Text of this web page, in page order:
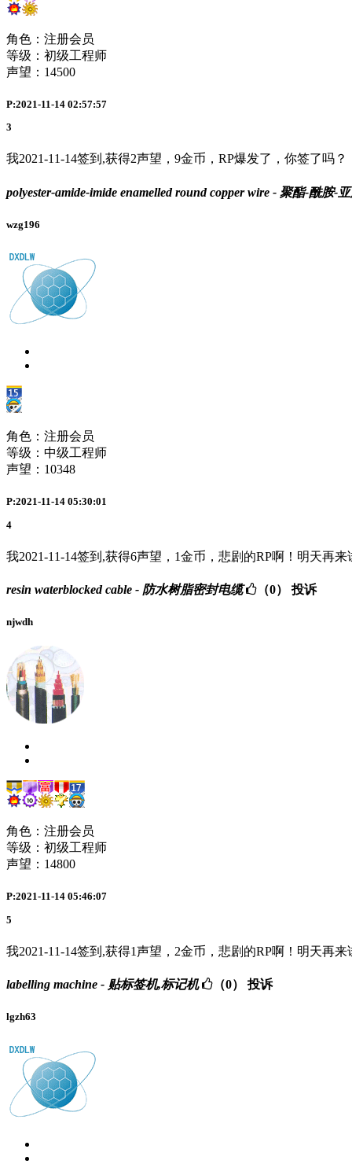
角色：注册会员
等级：初级工程师
声望： 14500
P:2021-11-14 02:57:57
3
我2021-11-14签到,获得2声望，9金币，RP爆发了，你签了吗？
polyester-amide-imide enamelled round copper wire - 聚酯-酰胺-
wzg196
角色：注册会员
等级：中级工程师
声望： 10348
P:2021-11-14 05:30:01
4
我2021-11-14签到,获得6声望，1金币，悲剧的RP啊！明天再来
resin waterblocked cable - 防水树脂密封电缆 （0） 投诉
njwdh
角色：注册会员
等级：初级工程师
声望： 14800
P:2021-11-14 05:46:07
5
我2021-11-14签到,获得1声望，2金币，悲剧的RP啊！明天再来
labelling machine - 贴标签机,标记机 （0） 投诉
lgzh63